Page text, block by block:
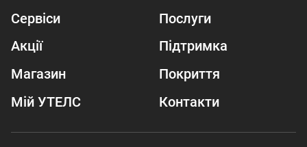
Сервіси
Послуги
Акції
Підтримка
Магазин
Покриття
Мій УТЕЛС
Контакти